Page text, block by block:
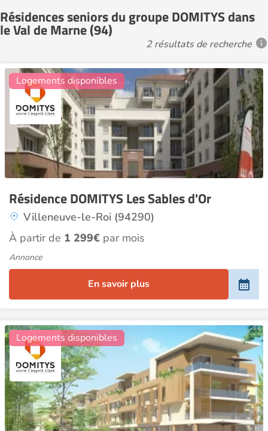
Résidences seniors du groupe DOMITYS dans
le Val de Marne (94)
2 résultats de recherche
Résidence DOMITYS Les Sables d'Or
Villeneuve-le-Roi (94290)
Logements disponibles
À partir de 1 299€ par mois
Annonce
En savoir plus
Logements disponibles